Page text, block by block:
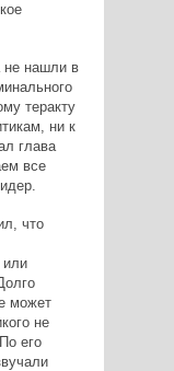
не нашли в
теракту
ни к
глава
все
что
или
может
не
его